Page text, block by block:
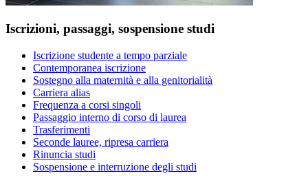
Iscrizioni, passaggi, sospensione studi
Iscrizione studente a tempo parziale
Contemporanea iscrizione
Sostegno alla maternità e alla genitorialità
Carriera alias
Frequenza a corsi singoli
Passaggio interno di corso di laurea
Trasferimenti
Seconde lauree, ripresa carriera
Rinuncia studi
Sospensione e interruzione degli studi